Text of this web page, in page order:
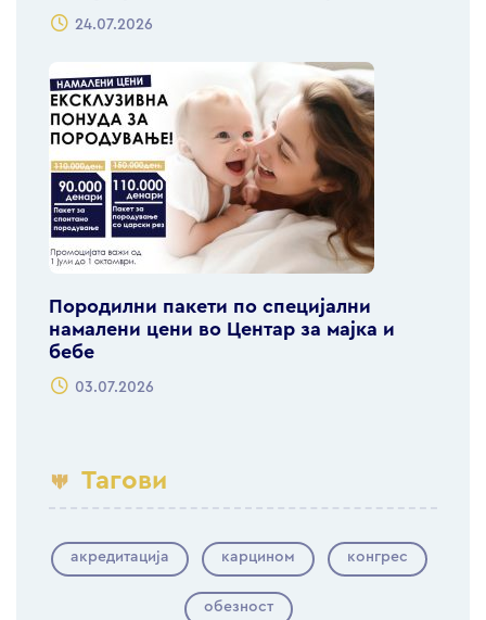
24.07.2026
Породилни пакети по специјални
намалени цени во Центар за мајка и
бебе
03.07.2026
Тагови
акредитација карцином конгрес
обезност